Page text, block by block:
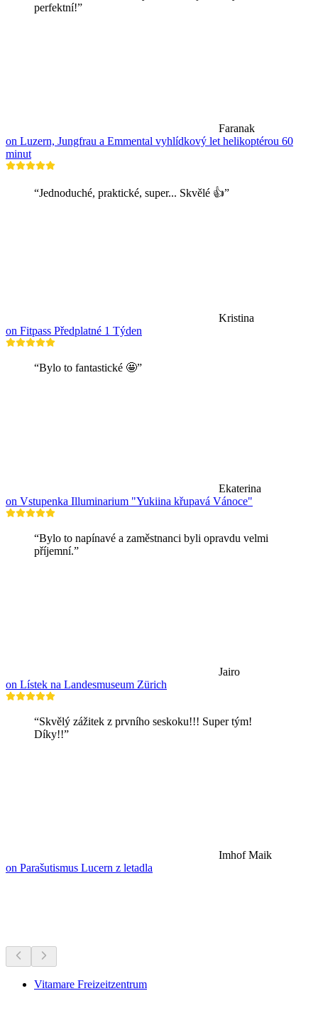
perfektní!”
Faranak
on Luzern, Jungfrau a Emmental vyhlídkový let helikoptérou 60
minut
“Jednoduché, praktické, super... Skvělé 👍”
Kristina
on Fitpass Předplatné 1 Týden
“Bylo to fantastické 🤩”
Ekaterina
on Vstupenka Illuminarium "Yukiina křupavá Vánoce"
“Bylo to napínavé a zaměstnanci byli opravdu velmi
příjemní.”
Jairo
on Lístek na Landesmuseum Zürich
“Skvělý zážitek z prvního seskoku!!! Super tým!
Díky!!”
Imhof Maik
on Parašutismus Lucern z letadla
Vitamare Freizeitzentrum